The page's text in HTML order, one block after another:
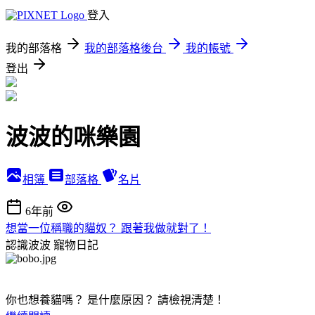
登入
我的部落格 我的部落格後台
我的帳號
登出
波波的咪樂園
相簿 部落格 名片
6年前
想當一位稱職的貓奴？ 跟著我做就對了！
認識波波 寵物日記
你也想養貓嗎？ 是什麼原因？ 請檢視清楚！